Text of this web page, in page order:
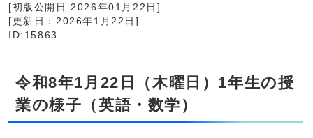
[初版公開日:2026年01月22日]
[更新日：2026年1月22日]
ID:15863
令和8年1月22日（木曜日）1年生の授
業の様子（英語・数学）